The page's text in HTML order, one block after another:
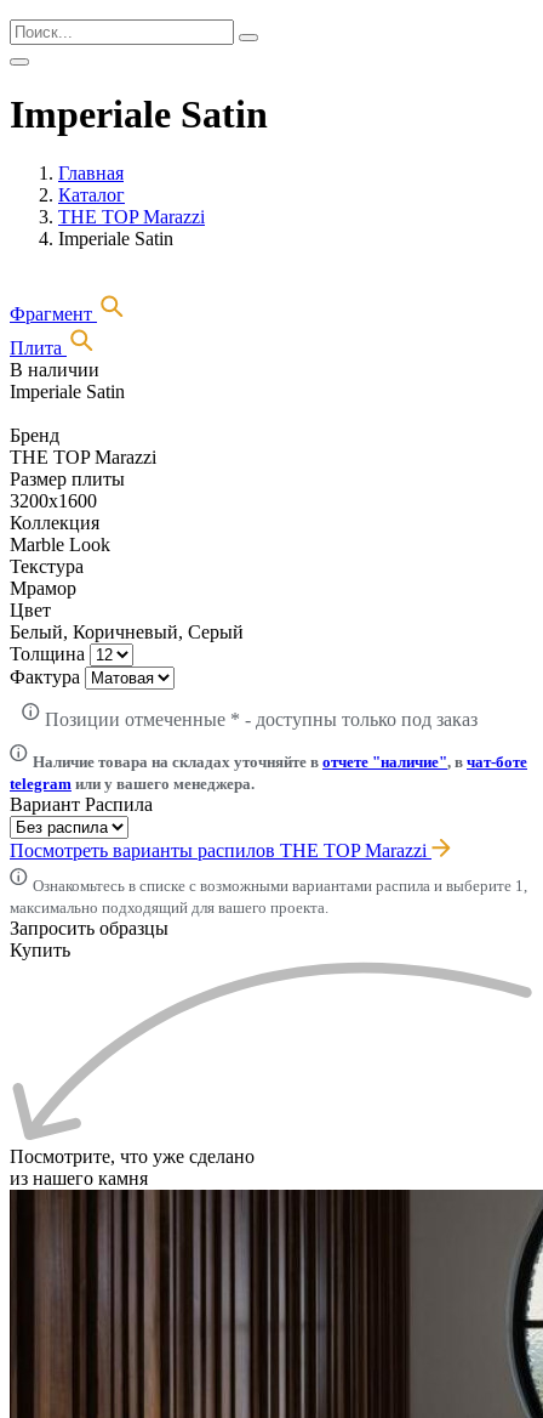
Imperiale Satin
Главная
Каталог
THE TOP Marazzi
Imperiale Satin
Фрагмент
Плита
В наличии
Imperiale Satin
Бренд
THE TOP Marazzi
Размер плиты
3200х1600
Коллекция
Marble Look
Текстура
Мрамор
Цвет
Белый, Коричневый, Серый
Толщина
Фактура
Позиции отмеченные * - доступны только под заказ
Наличие товара на складах уточняйте в отчете "наличие", в чат-боте
telegram или у вашего менеджера.
Вариант Распила
Посмотреть варианты распилов THE TOP Marazzi
Ознакомьтесь в списке с возможными вариантами распила и выберите 1,
максимально подходящий для вашего проекта.
Запросить образцы
Купить
Посмотрите, что уже сделано
из нашего камня